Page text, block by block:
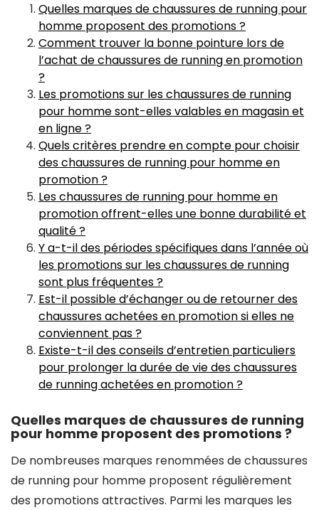
Quelles marques de chaussures de running pour
homme proposent des promotions ?
Comment trouver la bonne pointure lors de
l’achat de chaussures de running en promotion
?
Les promotions sur les chaussures de running
pour homme sont-elles valables en magasin et
en ligne ?
Quels critères prendre en compte pour choisir
des chaussures de running pour homme en
promotion ?
Les chaussures de running pour homme en
promotion offrent-elles une bonne durabilité et
qualité ?
Y a-t-il des périodes spécifiques dans l’année où
les promotions sur les chaussures de running
sont plus fréquentes ?
Est-il possible d’échanger ou de retourner des
chaussures achetées en promotion si elles ne
conviennent pas ?
Existe-t-il des conseils d’entretien particuliers
pour prolonger la durée de vie des chaussures
de running achetées en promotion ?
Quelles marques de chaussures de running
pour homme proposent des promotions ?
De nombreuses marques renommées de chaussures
de running pour homme proposent régulièrement
des promotions attractives. Parmi les marques les